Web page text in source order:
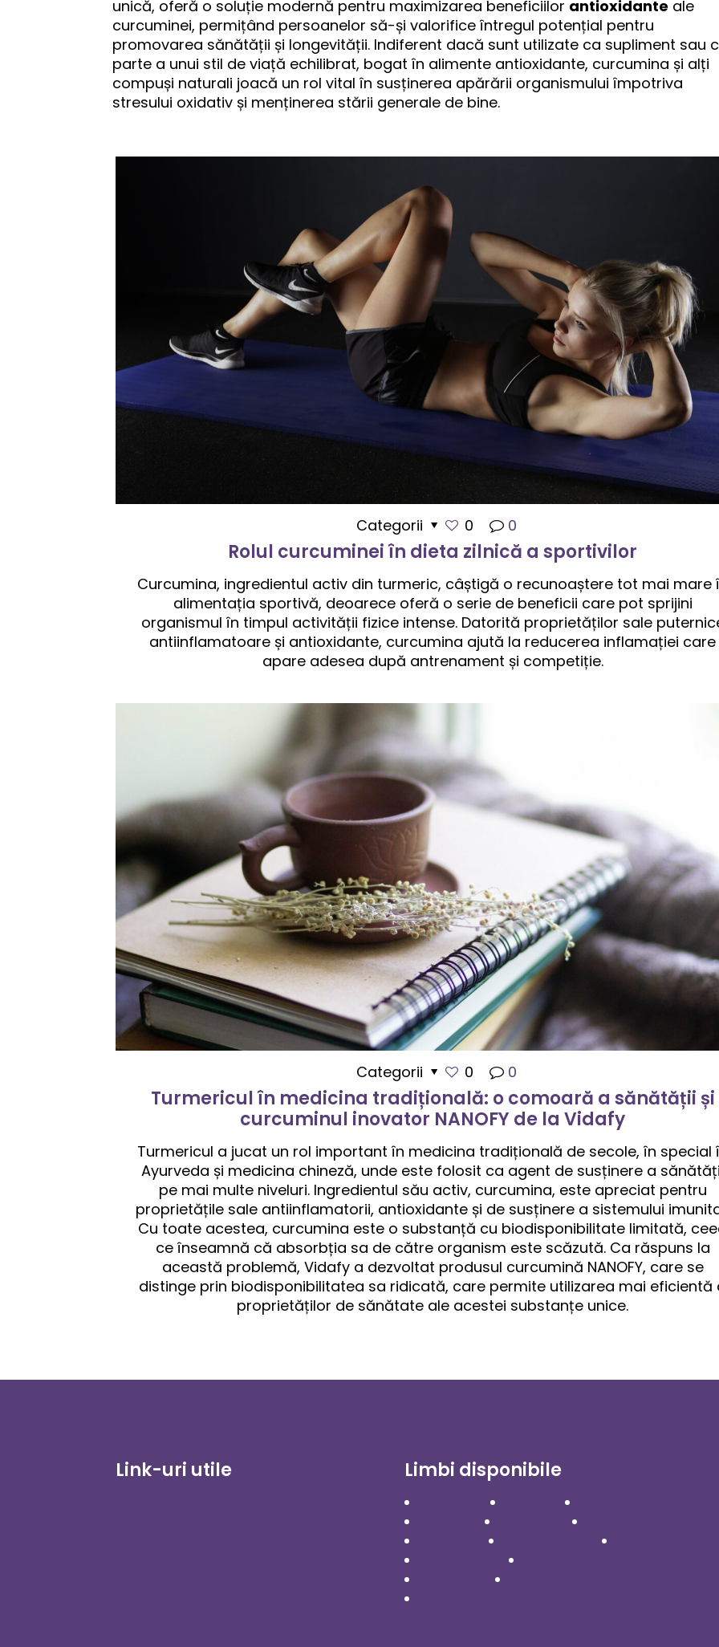
unică, oferă o soluție modernă pentru maximizarea beneficiilor antioxidante ale
curcuminei, permițând persoanelor să-și valorifice întregul potențial pentru
promovarea sănătății și longevității. Indiferent dacă sunt utilizate ca supliment sau
parte a unui stil de viață echilibrat, bogat în alimente antioxidante, curcumina și alți
compuși naturali joacă un rol vital în susținerea apărării organismului împotriva
stresului oxidativ și menținerea stării generale de bine.
Categorii 0 0
Rolul curcuminei în dieta zilnică a sportivilor
Curcumina, ingredientul activ din turmeric, câștigă o recunoaștere tot mai mare
alimentația sportivă, deoarece oferă o serie de beneficii care pot sprijini
organismul în timpul activității fizice intense. Datorită proprietăților sale
antiinflamatoare și antioxidante, curcumina ajută la reducerea inflamației care
apare adesea după antrenament și competiție.
Categorii 0 0
Turmericul în medicina tradițională: o comoară a sănătății și
curcuminul inovator NANOFY de la Vidafy
Turmericul a jucat un rol important în medicina tradițională de secole, în special
Ayurveda și medicina chineză, unde este folosit ca agent de susținere a
pe mai multe niveluri. Ingredientul său activ, curcumina, este apreciat pentru
proprietățile sale antiinflamatorii, antioxidante și de susținere a sistemului
Cu toate acestea, curcumina este o substanță cu biodisponibilitate limitată,
ce înseamnă că absorbția sa de către organism este scăzută. Ca răspuns la
această problemă, Vidafy a dezvoltat produsul curcumină NANOFY, care se
distinge prin biodisponibilitatea sa ridicată, care permite utilizarea mai eficientă
proprietăților de sănătate ale acestei substanțe unice.
Link-uri utile Limbi disponibile